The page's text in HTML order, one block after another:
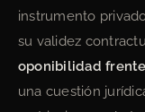
instrumento
su validez
oponibilidad
una cuestión